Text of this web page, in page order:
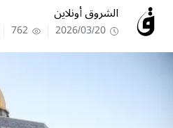
الشروق أونلاين
2026/03/20
762